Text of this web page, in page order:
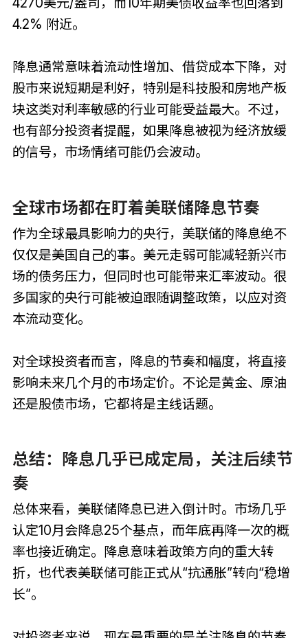
4.2% 附近。
降息通常意味着流动性增加、借贷成本下降，对
股市来说短期是利好，特别是科技股和房地产板
块这类对利率敏感的行业可能受益最大。不过，
也有部分投资者提醒，如果降息被视为经济放缓
的信号，市场情绪可能仍会波动。
全球市场都在盯着美联储降息节奏
作为全球最具影响力的央行，美联储的降息绝不
仅仅是美国自己的事。美元走弱可能减轻新兴市
场的债务压力，但同时也可能带来汇率波动。很
多国家的央行可能被迫跟随调整政策，以应对资
本流动变化。
对全球投资者而言，降息的节奏和幅度，将直接
影响未来几个月的市场定价。不论是黄金、原油
还是股债市场，它都将是主线话题。
总结：降息几乎已成定局，关注后续节
奏
总体来看，美联储降息已进入倒计时。市场几乎
认定10月会降息25个基点，而年底再降一次的概
率也接近确定。降息意味着政策方向的重大转
折，也代表美联储可能正式从“抗通胀”转向“稳增
长”。